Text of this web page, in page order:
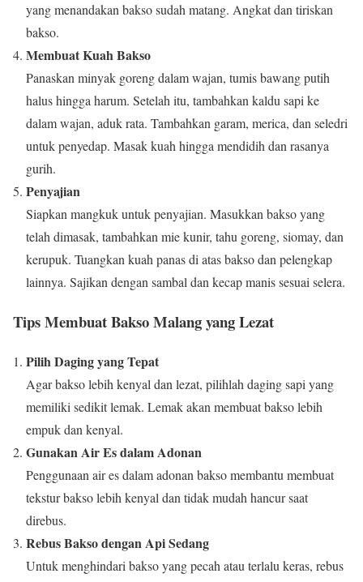
yang menandakan bakso sudah matang. Angkat dan tiriskan
bakso.
Membuat Kuah Bakso
Panaskan minyak goreng dalam wajan, tumis bawang putih
halus hingga harum. Setelah itu, tambahkan kaldu sapi ke
dalam wajan, aduk rata. Tambahkan garam, merica, dan seledri
untuk penyedap. Masak kuah hingga mendidih dan rasanya
gurih.
Penyajian
Siapkan mangkuk untuk penyajian. Masukkan bakso yang
telah dimasak, tambahkan mie kunir, tahu goreng, siomay, dan
kerupuk. Tuangkan kuah panas di atas bakso dan pelengkap
lainnya. Sajikan dengan sambal dan kecap manis sesuai selera.
Tips Membuat Bakso Malang yang Lezat
Pilih Daging yang Tepat
Agar bakso lebih kenyal dan lezat, pilihlah daging sapi yang
memiliki sedikit lemak. Lemak akan membuat bakso lebih
empuk dan kenyal.
Gunakan Air Es dalam Adonan
Penggunaan air es dalam adonan bakso membantu membuat
tekstur bakso lebih kenyal dan tidak mudah hancur saat
direbus.
Rebus Bakso dengan Api Sedang
Untuk menghindari bakso yang pecah atau terlalu keras, rebus